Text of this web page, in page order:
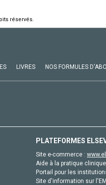
réservés.
LIVRES NOS FORMULES
PLATEFORMES
Site e-commerce :
Aide à la pratique
Portail pour les
Site d'information sur